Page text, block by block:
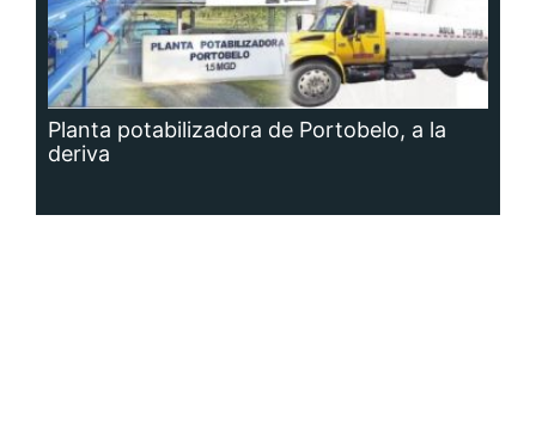
Planta potabilizadora de Portobelo, a la
deriva